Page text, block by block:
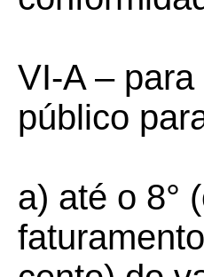
VI-A –
público
a) até o 8°